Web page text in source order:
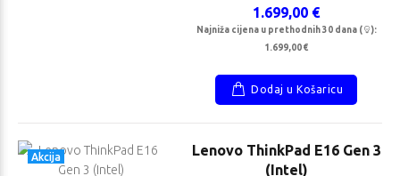
1.699,00 €
Najniža cijena u prethodnih 30 dana (
):
1.699,00 €
Dodaj u Košaricu
Akcija
Lenovo ThinkPad E16 Gen 3
(Intel)